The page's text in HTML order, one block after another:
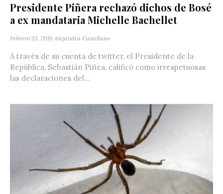
Presidente Piñera rechazó dichos de Bosé
a ex mandataria Michelle Bachellet
Febrero 23, 2019 Alejandra Castellano
A través de su cuenta de twitter, el Presidente de la
República, Sebastián Piñea, calificó como irrespetuosas
las declaraciones del...